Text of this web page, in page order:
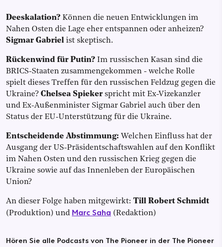
Deeskalation? Können die neuen Entwicklungen im
Nahen Osten die Lage eher entspannen oder anheizen?
Sigmar Gabriel ist skeptisch.
Rückenwind für Putin? Im russischen Kasan sind die
BRICS-Staaten zusammengekommen - welche Rolle
spielt dieses Treffen für den russischen Feldzug gegen die
Ukraine? Chelsea Spieker spricht mit Ex-Vizekanzler
und Ex-Außenminister Sigmar Gabriel auch über den
Status der EU-Unterstützung für die Ukraine.
Entscheidende Abstimmung: Welchen Einfluss hat der
Ausgang der US-Präsidentschaftswahlen auf den Konflikt
im Nahen Osten und den russischen Krieg gegen die
Ukraine sowie auf das Innenleben der Europäischen
Union?
An dieser Folge haben mitgewirkt: Till Robert Schmidt
(Produktion) und Marc Saha (Redaktion)
Hören Sie alle Podcasts von The Pioneer in der The Pioneer